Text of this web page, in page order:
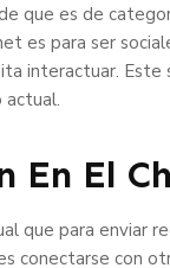
que es de
es para ser
interactuar.
En El
que para enviar
conectarse con